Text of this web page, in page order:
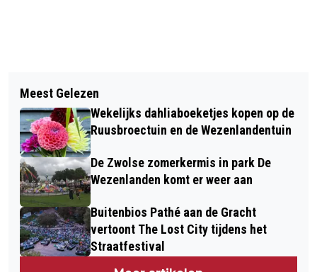
POLITIE MAAKT VOORNAAM EN FOTO
BEKEND VAN VERMISTE
DEVENTENAAR: TINO, WAAR BEN JE?
AANHOUDINGEN VERRICHT IN
ONDERZOEK NAAR DIEFSTAL
WAARDEVOLLE POKÉMONKAARTEN IN
KAMPEN
Meest Gelezen
Wekelijks dahliaboeketjes kopen op de
Ruusbroectuin en de Wezenlandentuin
De Zwolse zomerkermis in park De
Wezenlanden komt er weer aan
Buitenbios Pathé aan de Gracht
vertoont The Lost City tijdens het
Straatfestival